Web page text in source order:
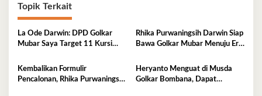
Topik Terkait
La Ode Darwin: DPD Golkar
Mubar Saya Target 11 Kursi
Rhika Purwaningsih Darwin Siap
Bawa Golkar Mubar Menuju Era
Kembalikan Formulir
Pencalonan, Rhika Purwaningsih
Heryanto Menguat di Musda
Golkar Bombana, Dapat